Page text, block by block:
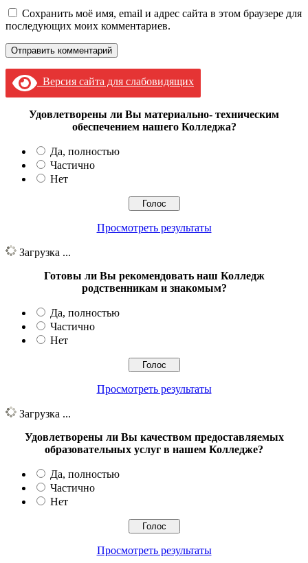
Сохранить моё имя, email и адрес сайта в этом браузере для
последующих моих комментариев.
Версия сайта для слабовидящих
Удовлетворены ли Вы материально- техническим
обеспечением нашего Колледжа?
Да, полностью
Частично
Нет
Просмотреть результаты
Загрузка ...
Готовы ли Вы рекомендовать наш Колледж
родственникам и знакомым?
Да, полностью
Частично
Нет
Просмотреть результаты
Загрузка ...
Удовлетворены ли Вы качеством предоставляемых
образовательных услуг в нашем Колледже?
Да, полностью
Частично
Нет
Просмотреть результаты